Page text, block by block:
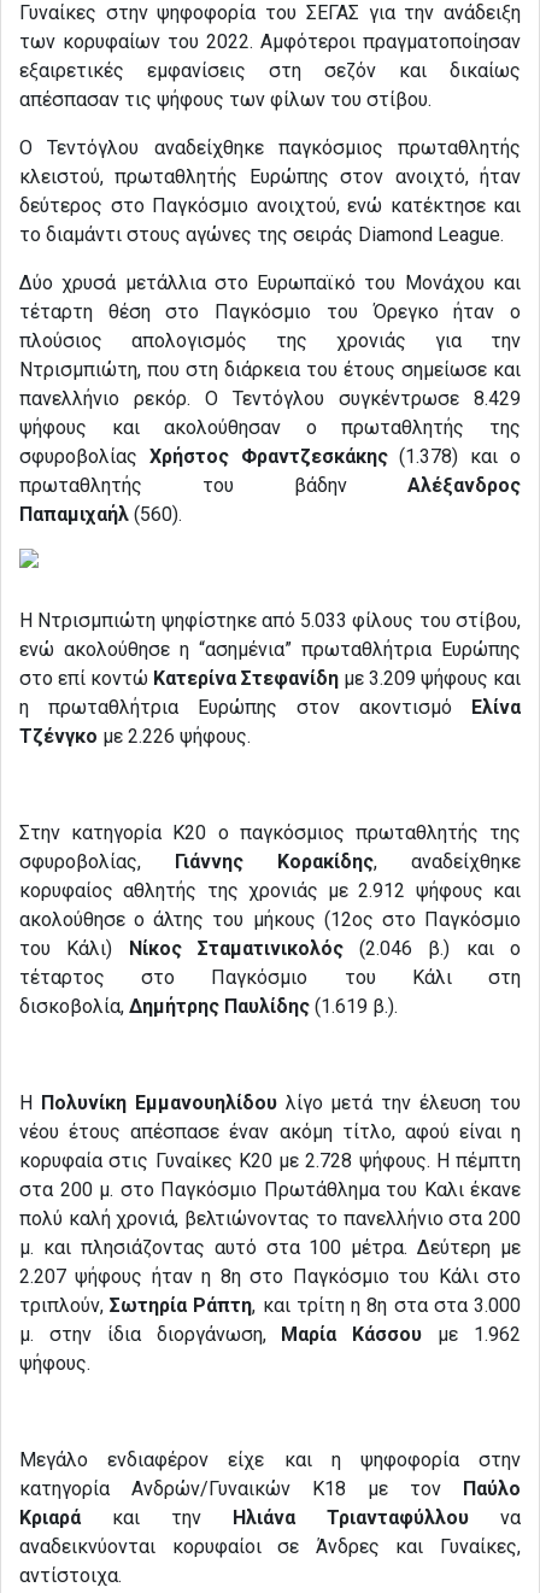
Γυναίκες στην ψηφοφορία του ΣΕΓΑΣ για την ανάδειξη
των κορυφαίων του 2022. Αμφότεροι πραγματοποίησαν
εξαιρετικές εμφανίσεις στη σεζόν και δικαίως
απέσπασαν τις ψήφους των φίλων του στίβου.
Ο Τεντόγλου αναδείχθηκε παγκόσμιος πρωταθλητής
κλειστού, πρωταθλητής Ευρώπης στον ανοιχτό, ήταν
δεύτερος στο Παγκόσμιο ανοιχτού, ενώ κατέκτησε και
το διαμάντι στους αγώνες της σειράς Diamond League.
Δύο χρυσά μετάλλια στο Ευρωπαϊκό του Μονάχου και
τέταρτη θέση στο Παγκόσμιο του Όρεγκο ήταν ο
πλούσιος απολογισμός της χρονιάς για την
Ντρισμπιώτη, που στη διάρκεια του έτους σημείωσε και
πανελλήνιο ρεκόρ. Ο Τεντόγλου συγκέντρωσε 8.429
ψήφους και ακολούθησαν ο πρωταθλητής της
σφυροβολίας Χρήστος Φραντζεσκάκης(1.378) και ο
πρωταθλητής του βάδην Αλέξανδρος
Παπαμιχαήλ (560).
Η Ντρισμπιώτη ψηφίστηκε από 5.033 φίλους του στίβου,
ενώ ακολούθησε η “ασημένια” πρωταθλήτρια Ευρώπης
στο επί κοντώ Κατερίνα Στεφανίδη με 3.209 ψήφους και
η πρωταθλήτρια Ευρώπης στον ακοντισμό
Ελίνα
Τζένγκο με 2.226 ψήφους.
Στην κατηγορία Κ20 ο παγκόσμιος πρωταθλητής της
σφυροβολίας,
Γιάννης Κορακίδης, αναδείχθηκε
κορυφαίος αθλητής της χρονιάς με 2.912 ψήφους και
ακολούθησε ο άλτης του μήκους (12ος στο Παγκόσμιο
του Κάλι)
Νίκος Σταματινικολός(2.046 β.) και ο
τέταρτος στο Παγκόσμιο του Κάλι στη
δισκοβολία, Δημήτρης Παυλίδης (1.619 β.).
Η Πολυνίκη Εμμανουηλίδου λίγο μετά την έλευση του
νέου έτους απέσπασε έναν ακόμη τίτλο, αφού είναι η
κορυφαία στις Γυναίκες Κ20 με 2.728 ψήφους. Η πέμπτη
στα 200 μ. στο Παγκόσμιο Πρωτάθλημα του Καλι έκανε
πολύ καλή χρονιά, βελτιώνοντας το πανελλήνιο στα 200
μ. και πλησιάζοντας αυτό στα 100 μέτρα. Δεύτερη με
2.207 ψήφους ήταν η 8η στο Παγκόσμιο του Κάλι στο
τριπλούν,Σωτηρία Ράπτη, και τρίτη η 8η στα στα 3.000
μ. στην ίδια διοργάνωση,
Μαρία Κάσσου με 1.962
ψήφους.
Μεγάλο ενδιαφέρον είχε και η ψηφοφορία στην
κατηγορία Ανδρών/Γυναικών Κ18 με τον
Παύλο
Κριαρά και την Ηλιάνα Τριανταφύλλου να
αναδεικνύονται κορυφαίοι σε Άνδρες και Γυναίκες,
αντίστοιχα.